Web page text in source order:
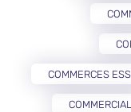
COMMERCES
COMMERCIAL